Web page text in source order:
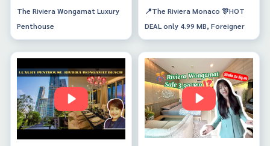
The Riviera Wongamat Luxury
Penthouse
📍The Riviera Monaco 🎊HOT
DEAL only 4.99 MB, Foreigner
name , direct seaview. Jacucczy